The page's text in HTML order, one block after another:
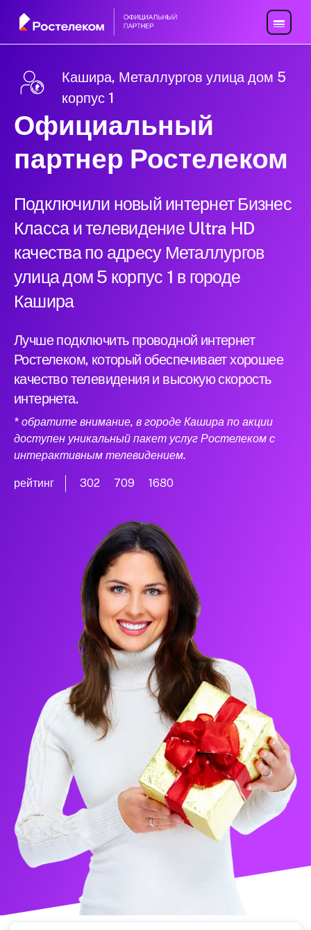
Кашира, Металлургов улица дом 5
корпус 1
Официальный
партнер Ростелеком
Подключили новый интернет Бизнес
Класса и телевидение Ultra HD
качества по адресу Металлургов
улица дом 5 корпус 1 в городе
Кашира
Лучше подключить проводной интернет
Ростелеком, который обеспечивает хорошее
качество телевидения и высокую скорость
интернета.
* обратите внимание, в городе Кашира по акции
доступен уникальный пакет услуг Ростелеком с
интерактивным телевидением.
рейтинг 302 709 1680